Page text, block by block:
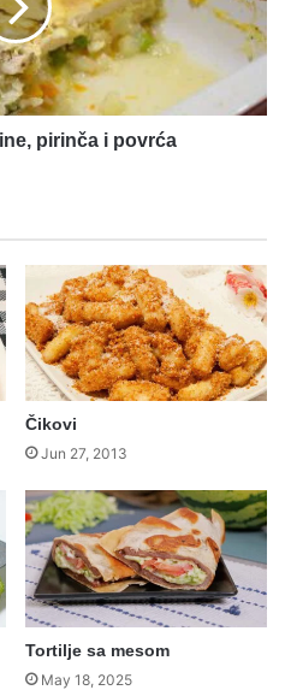
pirinča i povrća
Čikovi
Jun 27, 2013
Tortilje sa mesom
May 18, 2025